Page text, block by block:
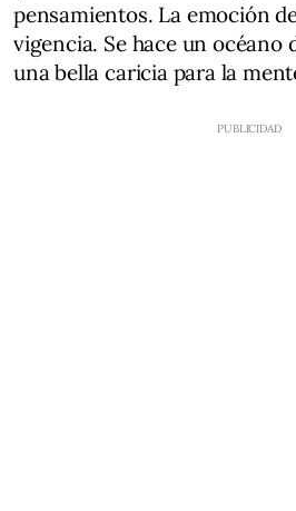
pensamientos. La emoción
vigencia. Se hace un océano
una bella caricia para la